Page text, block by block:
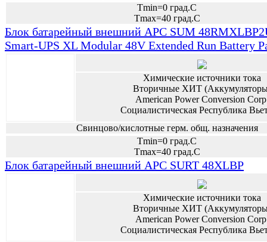
Tmin=0 град.С
Tmax=40 град.С
Блок батарейный внешний APC SUM
Smart-UPS XL Modular 48V Extended Run Battery
Химические источники тока
Вторичные ХИТ
American Power Conversion
Социалистическая Республика
Свинцово/кислотные герм. общ. назначения
Tmin=0 град.С
Tmax=40 град.С
Блок батарейный внешний APC SURT 48XLBP
Химические источники тока
Вторичные ХИТ
American Power Conversion
Социалистическая Республика